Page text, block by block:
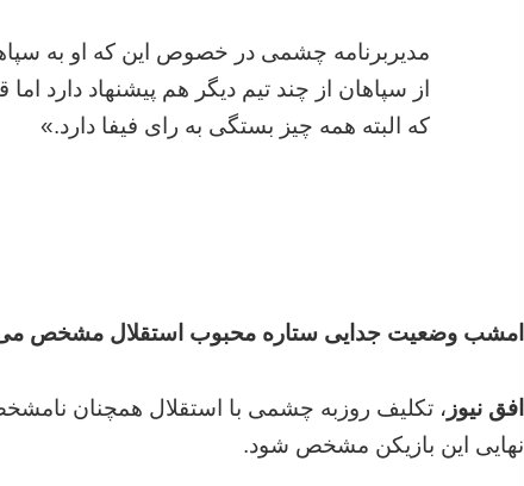
مدیربرنامه چشمی در خصوص این که او به
از سپاهان از چند تیم دیگر هم پیشنهاد دارد
که البته همه چیز بستگی به رای فیفا دارد.»
امشب وضعیت جدایی ستاره محبوب استقلال مشخص
افق نیوز ، تکلیف روزبه چشمی با استقلال همچنان
نهایی این بازیکن مشخص شود.